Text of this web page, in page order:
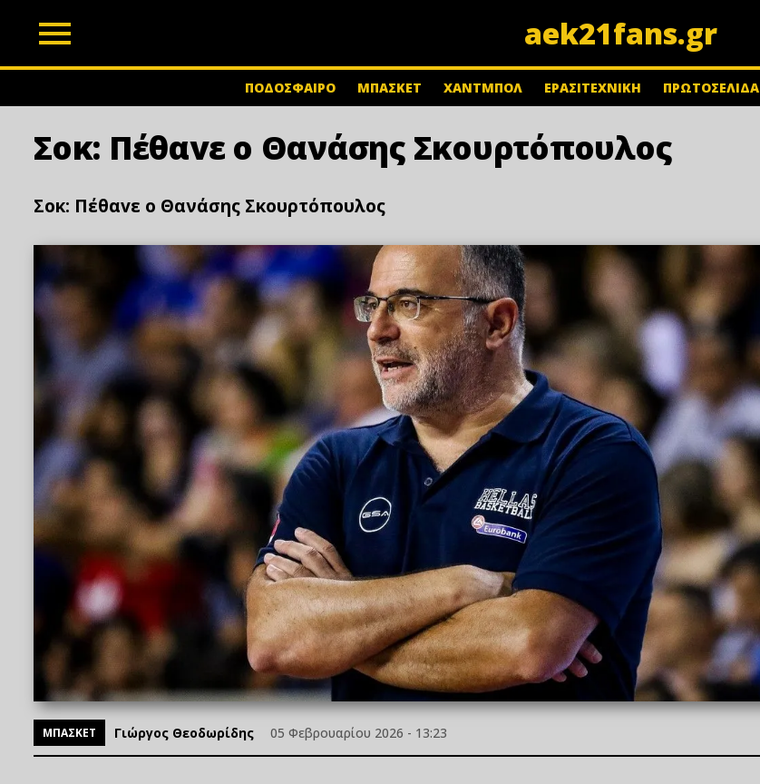
aek21fans.gr
ΠΟΔΟΣΦΑΙΡΟ ΜΠΑΣΚΕΤ ΧΑΝΤΜΠΟΛ ΕΡΑΣΙΤΕΧΝΙΚΗ ΠΡΩΤΟΣΕΛΙΔΑ
Σoκ: Πέθαvε ο Θανάσης Σκουρτόπουλος
Σoκ: Πέθαvε ο Θανάσης Σκουρτόπουλος
ΜΠΑΣΚΕΤ Γιώργος Θεοδωρίδης 05 Φεβρουαρίου 2026 - 13:23